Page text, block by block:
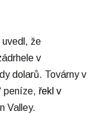
uvedl, že
v
dolarů. Továrny v
peníze, řekl v
Valley.